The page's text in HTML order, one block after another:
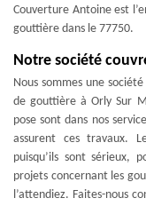
Couverture Antoine est
gouttière dans le 77750.
Notre société
Nous sommes une
de gouttière à Orly Sur
pose sont dans nos
assurent ces travaux.
puisqu’ils sont sérieux,
projets concernant les
l’attendiez. Faites-nous